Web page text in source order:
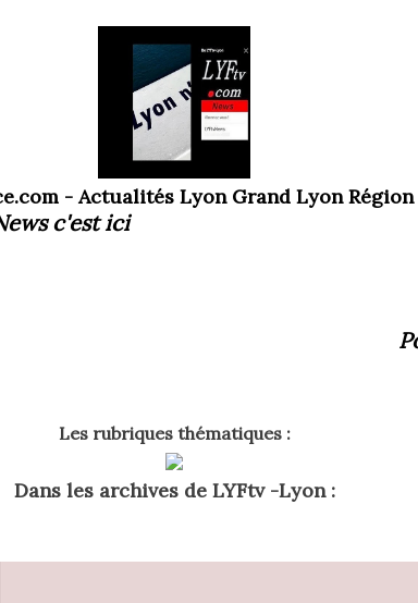
- Actualités Lyon Grand Lyon Région
c'est ici
Les rubriques thématiques :
Dans les archives de LYFtv -Lyon :